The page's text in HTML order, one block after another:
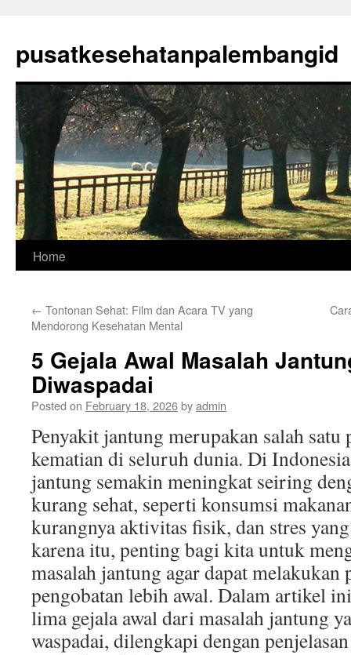
content
pusatkesehatanpalembangid
Home
← Tontonan Sehat: Film dan Acara TV yang
Mendorong Kesehatan Mental
5 Gejala Awal Masalah
Diwaspadai
Posted on February 18, 2026byadmin
Penyakit jantung merupakan salah satu
kematian di seluruh dunia. Di
jantung semakin meningkat seiring
kurang sehat, seperti konsumsi
kurangnya aktivitas fisik, dan stres
karena itu, penting bagi kita untuk
masalah jantung agar dapat melakukan
pengobatan lebih awal. Dalam artikel
lima gejala awal dari masalah jantung
waspadai, dilengkapi dengan